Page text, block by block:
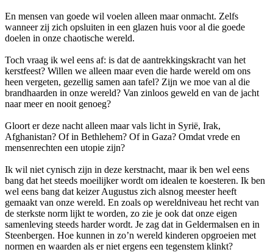
En mensen van goede wil voelen alleen maar onmacht. Zelfs
wanneer zij zich opsluiten in een glazen huis voor al die goede
doelen in onze chaotische wereld.
Toch vraag ik wel eens af: is dat de aantrekkingskracht van het
kerstfeest? Willen we alleen maar even die harde wereld om ons
heen vergeten, gezellig samen aan tafel? Zijn we moe van al die
brandhaarden in onze wereld? Van zinloos geweld en van de jacht
naar meer en nooit genoeg?
Gloort er deze nacht alleen maar vals licht in Syrië, Irak,
Afghanistan? Of in Bethlehem? Of in Gaza? Omdat vrede en
mensenrechten een utopie zijn?
Ik wil niet cynisch zijn in deze kerstnacht, maar ik ben wel eens
bang dat het steeds moeilijker wordt om idealen te koesteren. Ik ben
wel eens bang dat keizer Augustus zich alsnog meester heeft
gemaakt van onze wereld. En zoals op wereldniveau het recht van
de sterkste norm lijkt te worden, zo zie je ook dat onze eigen
samenleving steeds harder wordt. Je zag dat in Geldermalsen en in
Steenbergen. Hoe kunnen in zo’n wereld kinderen opgroeien met
normen en waarden als er niet ergens een tegenstem klinkt?